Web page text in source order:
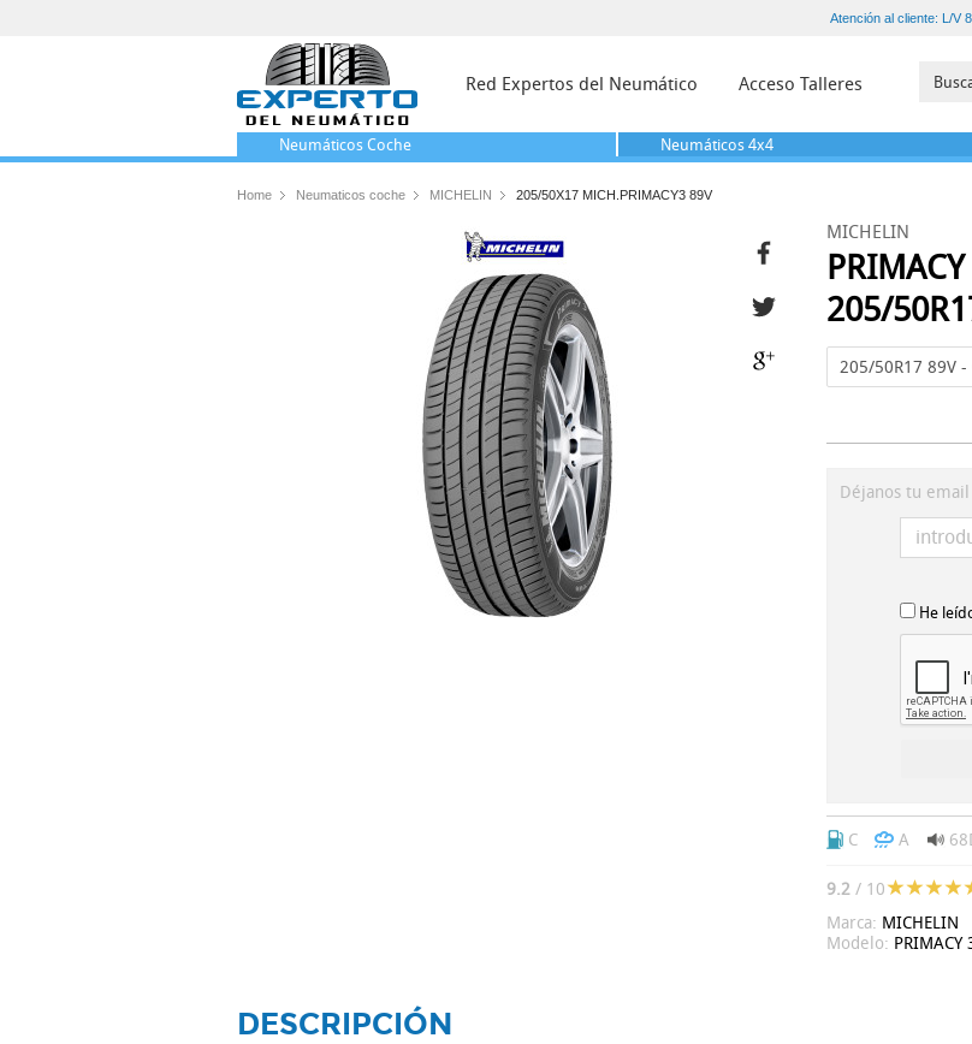
Atención al cliente: L/V
Red Expertos del Neumático Acceso Talleres
Neumáticos Coche Neumáticos 4x4
Home Neumaticos coche MICHELIN 205/50X17 MICH.PRIMACY3 89V
MICHELIN
205/
205/50R17 89V -
Déjanos tu
He
C A
9.2 / 10
Marca: MICHELIN
Modelo: PRIMACY
DESCRIPCIÓN